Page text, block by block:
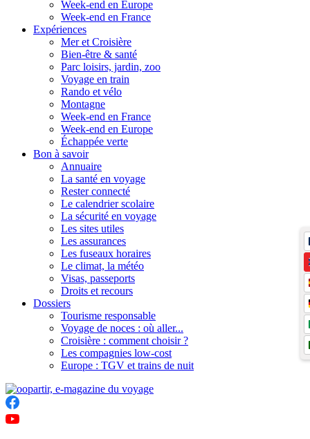
Week-end en Europe
Week-end en France
Expériences
Mer et Croisière
Bien-être & santé
Parc loisirs, jardin, zoo
Voyage en train
Rando et vélo
Montagne
Week-end en France
Week-end en Europe
Échappée verte
Bon à savoir
Annuaire
La santé en voyage
Rester connecté
Le calendrier scolaire
La sécurité en voyage
Les sites utiles
Les assurances
Les fuseaux horaires
Le climat, la météo
Visas, passeports
Droits et recours
Dossiers
Tourisme responsable
Voyage de noces : où aller...
Croisière : comment choisir ?
Les compagnies low-cost
Europe : TGV et trains de nuit